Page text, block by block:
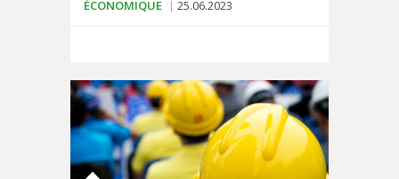
ÉCONOMIQUE
25.06.2023